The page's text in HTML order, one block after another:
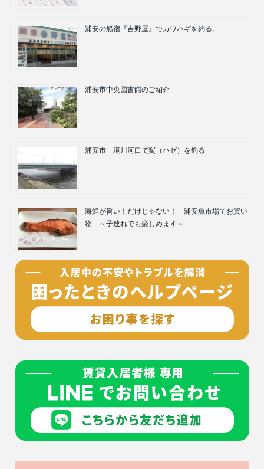
浦安の船宿『吉野屋』でカワハギを釣る。
浦安市中央図書館のご紹介
浦安市 境川河口で鯊（ハゼ）を釣る
海鮮が旨い！だけじゃない！ 浦安魚市場でお買い
物 ～子連れでも楽しめます～